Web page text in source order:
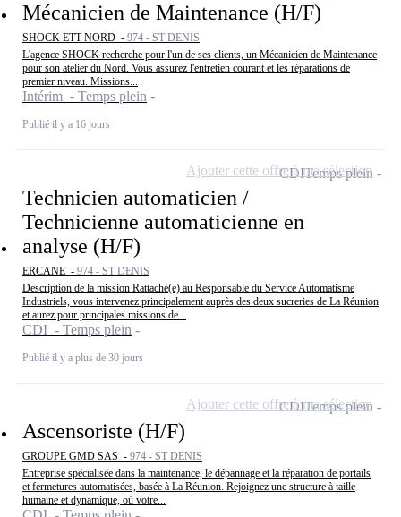
Mécanicien de Maintenance (H/F)
SHOCK ETT NORD - 974 - ST DENIS
L'agence SHOCK recherche pour l'un de ses clients, un Mécanicien de Maintenance
pour son atelier du Nord. Vous assurez l'entretien courant et les réparations de
premier niveau. Missions...
Intérim - Temps plein
Publié il y a 16 jours
Technicien automaticien /
Technicienne automaticienne en
analyse (H/F)
ERCANE - 974 - ST DENIS
Description de la mission Rattaché(e) au Responsable du Service Automatisme
Industriels, vous intervenez principalement auprès des deux sucreries de La Réunion
et aurez pour principales missions de...
CDI - Temps plein
Publié il y a plus de 30 jours
CDITemps plein
Ajouter cette offre à ma sélection
Ascensoriste (H/F)
GROUPE GMD SAS - 974 - ST DENIS
Entreprise spécialisée dans la maintenance, le dépannage et la réparation de portails
et fermetures automatisées, basée à La Réunion. Rejoignez une structure à taille
humaine et dynamique, où votre...
CDITemps plein
Ajouter cette offre à ma sélection